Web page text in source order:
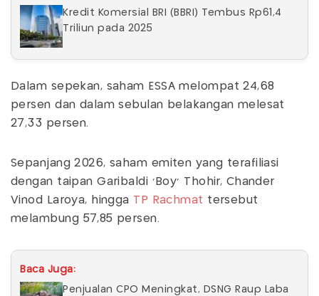
Kredit Komersial BRI (BBRI) Tembus Rp61,4
Triliun pada 2025
Dalam sepekan, saham ESSA melompat 24,68
persen dan dalam sebulan belakangan melesat
27,33 persen.
Sepanjang 2026, saham emiten yang terafiliasi
dengan taipan Garibaldi ‘Boy’ Thohir, Chander
Vinod Laroya, hingga TP Rachmat tersebut
melambung 57,85 persen.
Baca Juga:
Penjualan CPO Meningkat, DSNG Raup Laba